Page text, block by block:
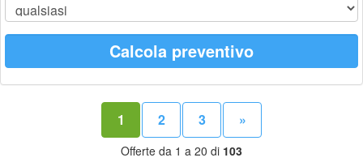
Calcola preventivo
1 2 3 »
Offerte da 1 a 20 di 103